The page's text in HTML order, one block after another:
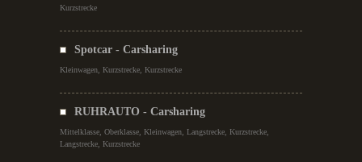
Kurzstrecke
Spotcar - Carsharing
Kleinwagen, Kurzstrecke, Kurzstrecke
RUHRAUTO - Carsharing
Mittelklasse, Oberklasse, Kleinwagen, Langstrecke, Kurzstrecke,
Langstrecke, Kurzstrecke